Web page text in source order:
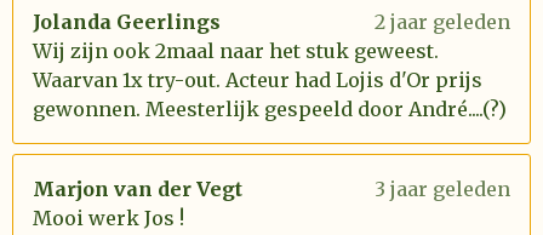
Jolanda Geerlings
2 jaar geleden
Wij zijn ook 2maal naar het stuk geweest.
Waarvan 1x try-out. Acteur had Lojis d'Or prijs
gewonnen. Meesterlijk gespeeld door André....(?)
Marjon van der Vegt
3 jaar geleden
Mooi werk Jos !